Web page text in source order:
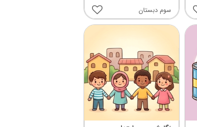
سوم دبستان